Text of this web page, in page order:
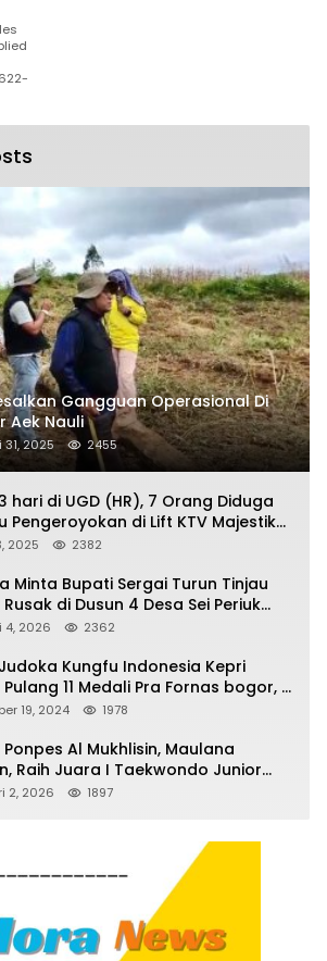
Gangguan Operasional Di
Aek Nauli
2025 2455
hari di UGD (HR), 7 Orang Diduga
Pengeroyokan di Lift KTV Majestik
Bebas, Kantor Hukum JAP
2025 2382
Minta Bupati Sergai Turun Tinjau
di Dusun 4 Desa Sei Periuk
Bedagai
4, 2026 2362
Kungfu Indonesia Kepri
11 Medali Pra Fornas bogor, 3
8 Perunggu.
19, 2024 1978
Ponpes Al Mukhlisin, Maulana
Raih Juara I Taekwondo Junior
Riau National Championship 2026
2, 2026 1897